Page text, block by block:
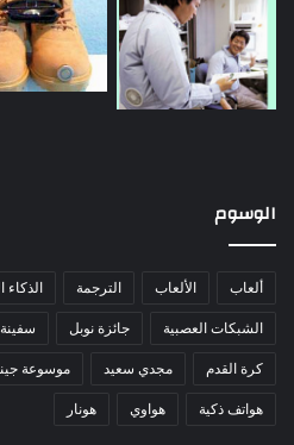
الوسوم
ألعاب الألعاب الترجمة
الشبكات العصبية جائزة نوبل
كرة القدم مجدي سعيد موسوعة
هواتف ذكية هواوي هونار